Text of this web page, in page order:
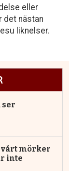
eller
det nästan
liknelser.
ser
vårt mörker
inte